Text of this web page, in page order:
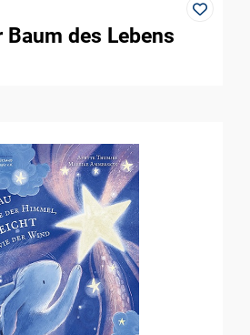
Baum des Lebens